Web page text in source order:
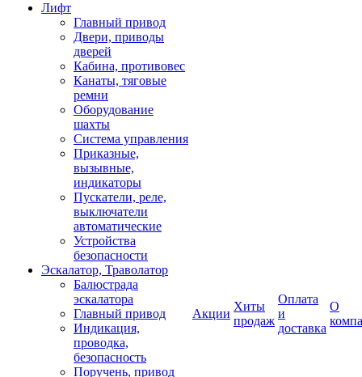
Лифт
Главный привод
Двери, приводы
дверей
Кабина, противовес
Канаты, тяговые
ремни
Оборудование
шахты
Система управления
Приказные,
вызывные,
индикаторы
Пускатели, реле,
выключатели
автоматические
Устройства
безопасности
Эскалатор, Траволатор
Балюстрада
эскалатора
Главный привод
Индикация,
проводка,
безопасность
Поручень, привод
Акции
Хиты
продаж
Оплата
и
доставка
О